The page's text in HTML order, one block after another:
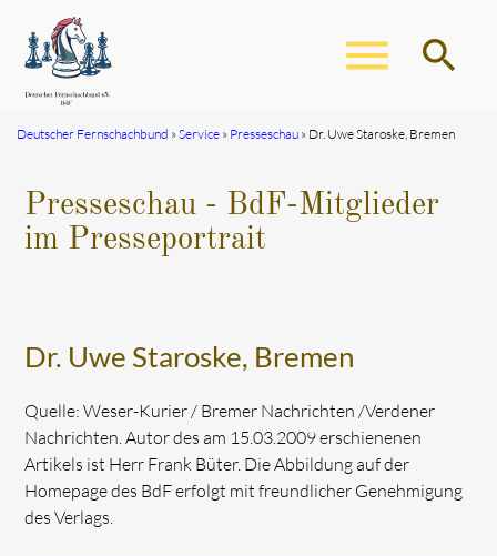
menu search
Deutscher Fernschachbund Service Presseschau Dr. Uwe Staroske, Bremen
Presseschau - BdF-Mitglieder
im Presseportrait
Dr. Uwe Staroske, Bremen
Quelle: Weser-Kurier / Bremer Nachrichten /Verdener
Nachrichten. Autor des am 15.03.2009 erschienenen
Artikels ist Herr Frank Büter. Die Abbildung auf der
Homepage des BdF erfolgt mit freundlicher Genehmigung
des Verlags.